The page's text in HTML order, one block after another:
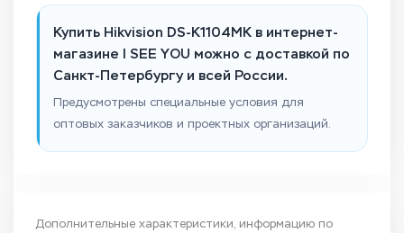
Купить Hikvision DS-K1104MK в интернет-
магазине I SEE YOU можно с доставкой по
Санкт-Петербургу и всей России.
Предусмотрены специальные условия для
оптовых заказчиков и проектных организаций.
Дополнительные характеристики, информацию по